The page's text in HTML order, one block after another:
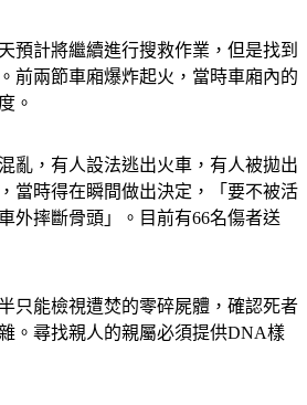
預計將繼續進行搜救作業，但是找到
前兩節車廂爆炸起火，當時車廂內的
。
亂，有人設法逃出火車，有人被拋出
當時得在瞬間做出決定，「要不被活
外摔斷骨頭」。目前有66名傷者送
只能檢視遭焚的零碎屍體，確認死者
。尋找親人的親屬必須提供DNA樣